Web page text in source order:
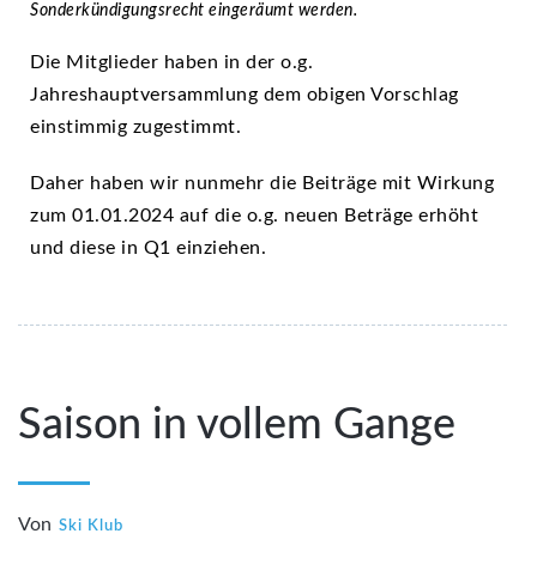
Sonderkündigungsrecht eingeräumt werden.
Die Mitglieder haben in der o.g.
Jahreshauptversammlung dem obigen Vorschlag
einstimmig zugestimmt.
Daher haben wir nunmehr die Beiträge mit Wirkung
zum 01.01.2024 auf die o.g. neuen Beträge erhöht
und diese in Q1 einziehen.
Saison in vollem Gange
Von Ski Klub